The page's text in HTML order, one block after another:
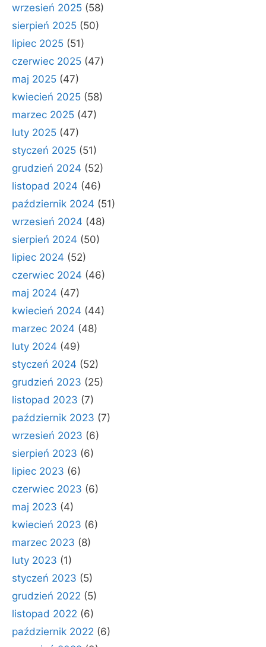
wrzesień 2025 (58)
sierpień 2025 (50)
lipiec 2025 (51)
czerwiec 2025 (47)
maj 2025 (47)
kwiecień 2025 (58)
marzec 2025 (47)
luty 2025 (47)
styczeń 2025 (51)
grudzień 2024 (52)
listopad 2024 (46)
październik 2024 (51)
wrzesień 2024 (48)
sierpień 2024 (50)
lipiec 2024 (52)
czerwiec 2024 (46)
maj 2024 (47)
kwiecień 2024 (44)
marzec 2024 (48)
luty 2024 (49)
styczeń 2024 (52)
grudzień 2023 (25)
listopad 2023 (7)
październik 2023 (7)
wrzesień 2023 (6)
sierpień 2023 (6)
lipiec 2023 (6)
czerwiec 2023 (6)
maj 2023 (4)
kwiecień 2023 (6)
marzec 2023 (8)
luty 2023 (1)
styczeń 2023 (5)
grudzień 2022 (5)
listopad 2022 (6)
październik 2022 (6)